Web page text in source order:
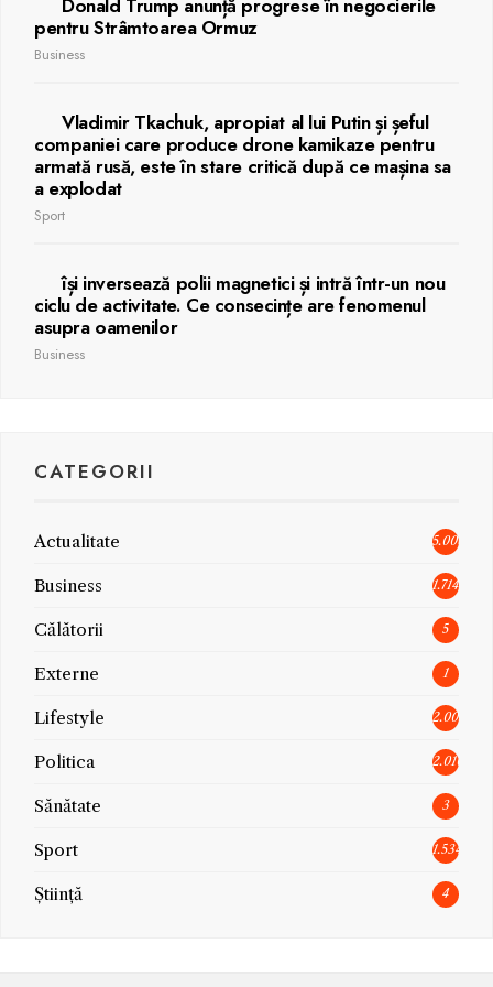
Donald Trump anunță progrese în negocierile
pentru Strâmtoarea Ormuz
Business
Vladimir Tkachuk, apropiat al lui Putin și șeful
companiei care produce drone kamikaze pentru
armată rusă, este în stare critică după ce mașina sa
a explodat
Sport
își inversează polii magnetici și intră într-un nou
ciclu de activitate. Ce consecințe are fenomenul
asupra oamenilor
Business
CATEGORII
Actualitate 5.006
Business 1.714
Călătorii 5
Externe 1
Lifestyle 2.005
Politica 2.010
Sănătate 3
Sport 1.534
Știință 4